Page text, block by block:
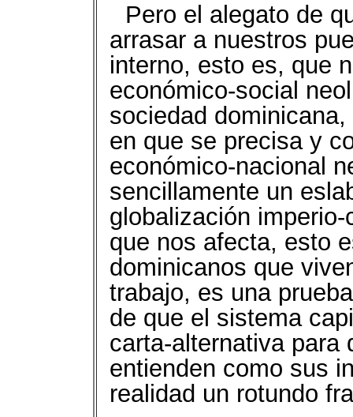
Pero el alegato de
arrasar a nuestros
interno, esto es, que
económico-social
sociedad
en que se precisa y
económico-nacional
sencillamente un
globalización
que nos afecta, esto
dominicanos que
trabajo, es una
de que el sistema
carta-alternativa para
entienden como sus
realidad un rotundo